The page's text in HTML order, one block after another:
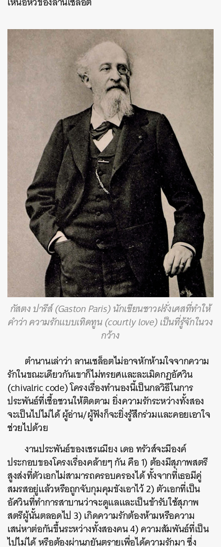
กัสตง ปารีส์ (Gaston Paris) นักเขียนชาวฝรั่งเศสที่ทำให้
คำว่า ความรักแบบเทิดทูน (courtly love) เป็นที่รู้จักในวง
กว้าง
ตำนานเล่าว่า ลานเซล็อตไม่อาจหักห้ามใจจากความ
รักในขณะเดียวกันเขาก็ไม่ทรยศและละเมิดกฎอัศวิน
(chivalric code) โครงเรื่องทำนองนี้เป็นกลวิธีในการ
ประพันธ์ที่เชื้อชวนให้ติดตาม ยิ่งความรักระหว่างทั้งสอง
จะเป็นไปไม่ได้ ผู้อ่าน/ผู้ฟังก็จะยิ่งรู้สึกร่วมและคอยเอาใจ
ช่วยไปด้วย
งานประพันธ์ของเชรเฌียง เดอ ทรัวส์จะมีองค์
ประกอบของโครงเรื่องคล้ายๆ กัน คือ 1) ต้องมีสุภาพสตรี
สูงส่งที่ตัวเอกไม่สามารถครอบครองได้ ทั้งจากที่เธอมีคู่
สมรสอยู่แล้วหรือถูกจับกุมคุมขังเอาไว้ 2) ตัวเอกที่เป็น
อัศวินที่ทำการสาบานว่าจะดูแลและเป็นข้ารับใช้สุภาพ
สตรีผู้นั้นตลอดไป 3) เกิดความรักต้องห้ามหรือความ
เสน่หาต่อกันขึ้นระหว่างทั้งสองคน 4) ความสัมพันธ์ที่เป็น
ไปไม่ได้ หรือต้องผ่านภยันตรายเพื่อได้ความรักมา ซึ่ง